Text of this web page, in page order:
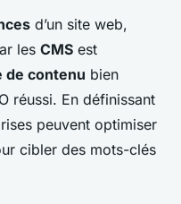
d’un site web,
les CMS est
de contenu bien
réussi. En définissant
peuvent optimiser
cibler des mots-clés